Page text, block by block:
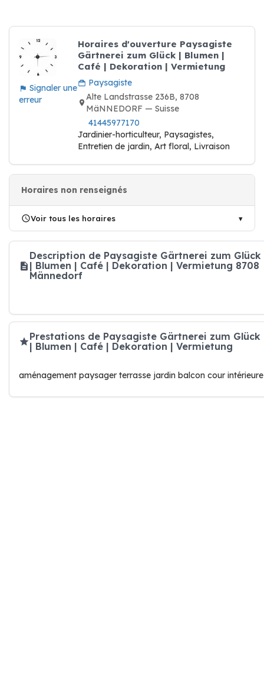
Signaler une
erreur
Horaires d'ouverture Paysagiste
Gärtnerei zum Glück | Blumen |
Café | Dekoration | Vermietung
Paysagiste
Alte Landstrasse 236B, 8708
MäNNEDORF — Suisse
41445977170
Jardinier-horticulteur, Paysagistes,
Entretien de jardin, Art floral, Livraison
Horaires non renseignés
Voir tous les horaires
Description de Paysagiste Gärtnerei zum Glück
| Blumen | Café | Dekoration | Vermietung 8708
Männedorf
Prestations de Paysagiste Gärtnerei zum Glück
| Blumen | Café | Dekoration | Vermietung
aménagement paysager terrasse jardin balcon cour intérieure